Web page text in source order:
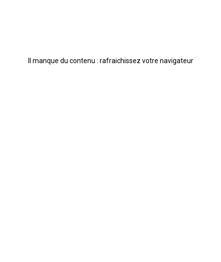
Il manque du contenu : rafraichissez votre navigateur